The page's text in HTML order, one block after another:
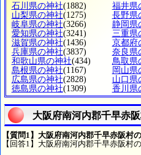
石川県の神社(1882) 福井県
山梨県の神社(1275) 長野県
岐阜県の神社(3266) 静岡県
愛知県の神社(3241) 三重県
滋賀県の神社(1436) 京都府
兵庫県の神社(3837) 奈良県
和歌山県の神社(434) 鳥取県
島根県の神社(1167) 岡山県
広島県の神社(2828) 山口県
徳島県の神社(1309) 香川県
大阪府南河内郡千早赤
【質問1】大阪府南河内郡千早赤阪村
【回答1】大阪府南河内郡千早赤阪村